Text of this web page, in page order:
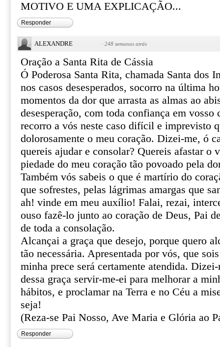
MOTIVO E UMA EXPLICAÇÃO...
Responder
ALEXANDRE · 248 semanas atrás
Oração a Santa Rita de Cássia
Ó Poderosa Santa Rita, chamada Santa dos
nos casos desesperados, socorro na última
momentos da dor que arrasta as almas ao
desesperação, com toda confiança em vosso
recorro a vós neste caso difícil e imprevisto
dolorosamente o meu coração. Dizei-me, ó
quereis ajudar e consolar? Quereis afastar o
piedade do meu coração tão povoado pela
Também vós sabeis o que é martírio do
que sofrestes, pelas lágrimas amargas que
ah! vinde em meu auxílio! Falai, rezai,
ouso fazê-lo junto ao coração de Deus, Pai
de toda a consolação.
Alcançai a graça que desejo, porque quero
tão necessária. Apresentada por vós, que
minha prece será certamente atendida.
dessa graça servir-me-ei para melhorar a
hábitos, e proclamar na Terra e no Céu a
seja!
(Reza-se Pai Nosso, Ave Maria e Glória ao
Responder